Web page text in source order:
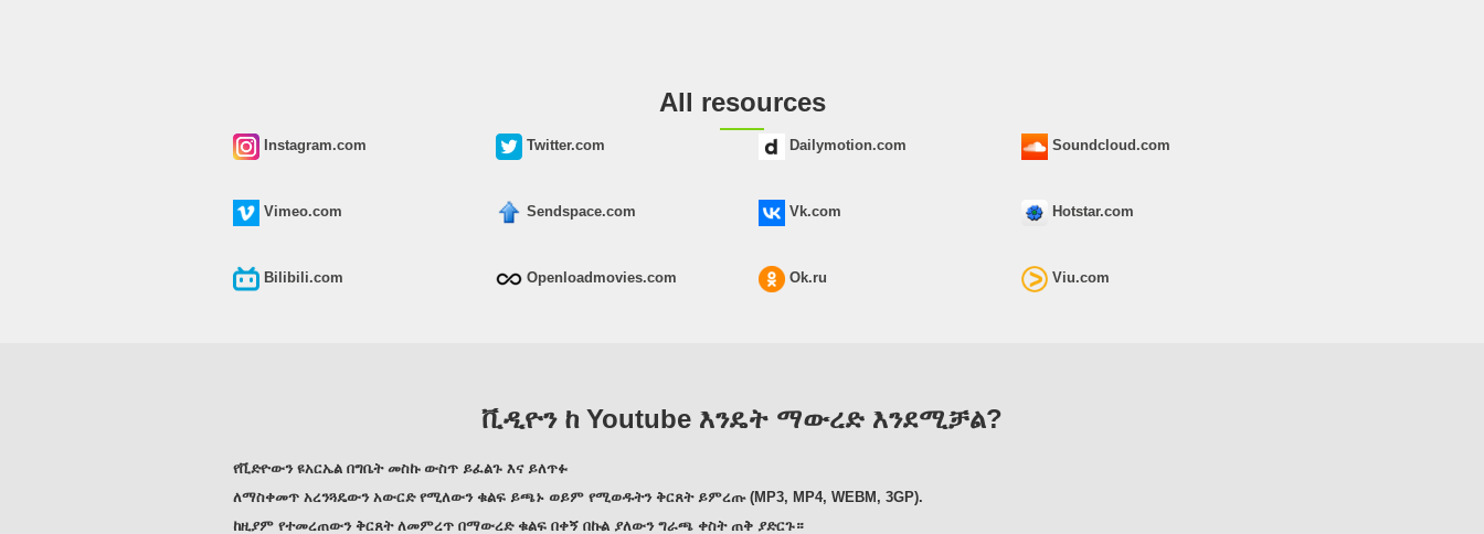
All resources
Instagram.com Twitter.com Dailymotion.com Soundcloud.com
Vimeo.com Sendspace.com Vk.com Hotstar.com
Bilibili.com Openloadmovies.com Ok.ru Viu.com
ቪዲዮን ከ Youtube እንዴት ማውረድ እንደሚቻል?
የቪድዮውን ዩአርኤል በግቤት መስኩ ውስጥ ይፈልጉ እና ይለጥፉ
ለማስቀመጥ አረንጓዴውን አውርድ የሚለውን ቁልፍ ይጫኑ ወይም የሚወዱትን ቅርጸት ይምረጡ (MP3, MP4, WEBM, 3GP).
ከዚያም የተመረጠውን ቅርጸት ለመምረጥ በማውረድ ቁልፍ በቀኝ በኩል ያለውን ግራጫ ቀስት ጠቅ ያድርጉ።